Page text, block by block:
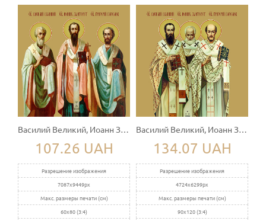
Василий Великий, Иоанн Златоуст, Григорий Богослов
107.26 UAH
Разрешение изображения
7087x9449px
Макс. размеры печати (см)
60x80 (3:4)
Василий Великий, Иоанн Златоуст, Григорий Богослов
134.07 UAH
Разрешение изображения
4724x6299px
Макс. размеры печати (см)
90x120 (3:4)